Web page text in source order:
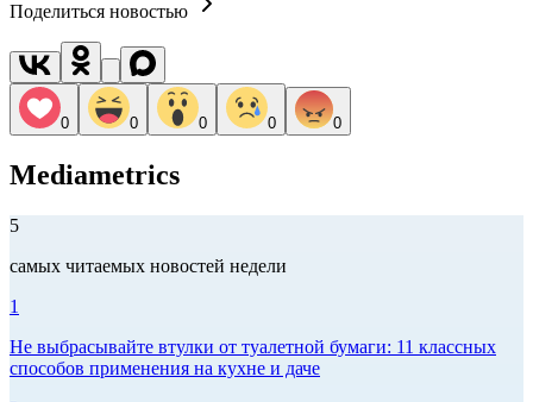
Поделиться новостью
0 0 0 0 0
Mediametrics
5
самых читаемых новостей недели
1
Не выбрасывайте втулки от туалетной бумаги: 11 классных
способов применения на кухне и даче